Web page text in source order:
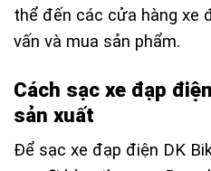
thể đến các cửa hàng xe
vấn và mua sản phẩm.
Cách sạc xe đạp
sản xuất
Để sạc xe đạp điện DK